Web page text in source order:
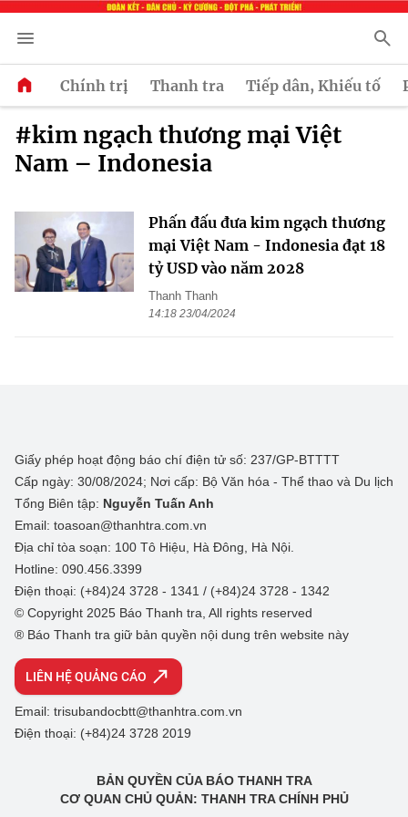
Chính trị Thanh tra Tiếp dân, Khiếu tố
#kim ngạch thương mại Việt
Nam – Indonesia
Phấn đấu đưa kim ngạch thương
mại Việt Nam - Indonesia đạt 18
tỷ USD vào năm 2028
Thanh Thanh
14:18 23/04/2024
Giấy phép hoạt động báo chí điện tử số: 237/GP-BTTTT
Cấp ngày: 30/08/2024; Nơi cấp: Bộ Văn hóa - Thể thao và Du lịch
Tổng Biên tập: Nguyễn Tuấn Anh
Email: toasoan@thanhtra.com.vn
Địa chỉ tòa soạn: 100 Tô Hiệu, Hà Đông, Hà Nội.
Hotline: 090.456.3399
Điện thoại: (+84)24 3728 - 1341 / (+84)24 3728 - 1342
© Copyright 2025 Báo Thanh tra, All rights reserved
® Báo Thanh tra giữ bản quyền nội dung trên website này
LIÊN HỆ QUẢNG CÁO
Email: trisubandocbtt@thanhtra.com.vn
Điện thoại: (+84)24 3728 2019
BẢN QUYỀN CỦA BÁO THANH TRA
CƠ QUAN CHỦ QUẢN: THANH TRA CHÍNH PHỦ